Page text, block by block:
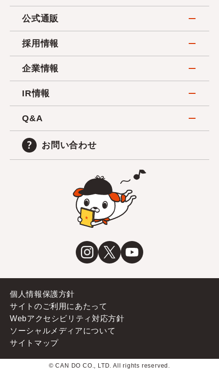
公式通販
採用情報
企業情報
IR情報
Q&A
お問い合わせ
個人情報保護方針
サイトのご利用にあたって
Webアクセシビリティ対応方針
ソーシャルメディアについて
サイトマップ
© CAN DO CO., LTD. All rights reserved.